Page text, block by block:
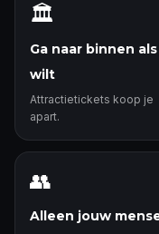
🏛️
Ga naar binnen
wilt
Attractietickets koop je
apart.
👥
Alleen jouw